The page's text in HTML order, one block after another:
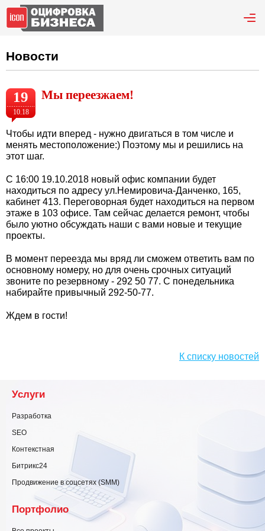
Новости
19
10.18
Мы переезжаем!
Чтобы идти вперед - нужно двигаться в том числе и
менять местоположение:) Поэтому мы и решились на
этот шаг.
С 16:00 19.10.2018 новый офис компании будет
находиться по адресу ул.Немировича-Данченко, 165,
кабинет 413. Переговорная будет находиться на первом
этаже в 103 офисе. Там сейчас делается ремонт, чтобы
было уютно обсуждать наши с вами новые и текущие
проекты.
В момент переезда мы вряд ли сможем ответить вам по
основному номеру, но для очень срочных ситуаций
звоните по резервному - 292 50 77. С понедельника
набирайте привычный 292-50-77.
Ждем в гости!
К списку новостей
Услуги
Разработка
SEO
Контекстная
Битрикс24
Продвижение в соцсетях (SMM)
Портфолио